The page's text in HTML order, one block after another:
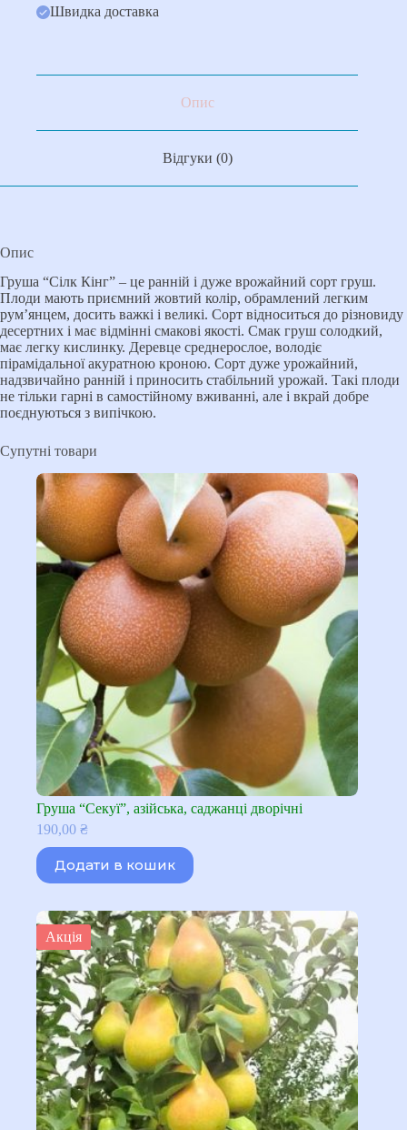
Швидка доставка
Опис
Відгуки (0)
Опис
Груша “Сілк Кінг” – це ранній і дуже врожайний сорт груш.
Плоди мають приємний жовтий колір, обрамлений легким
рум’янцем, досить важкі і великі. Сорт відноситься до різновиду
десертних і має відмінні смакові якості. Смак груш солодкий,
має легку кислинку. Деревце среднерослое, володіє
пірамідальної акуратною кроною. Сорт дуже урожайний,
надзвичайно ранній і приносить стабільний урожай. Такі плоди
не тільки гарні в самостійному вживанні, але і вкрай добре
поєднуються з випічкою.
Супутні товари
Груша “Секуї”, азійська, саджанці дворічні
190,00 ₴
Додати в кошик
Акція